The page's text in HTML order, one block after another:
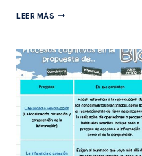
LEER MÁS HERRAMIENTAS
COMPETENCIAL.
APRENDIZAJE
BASADO
EN
RETOS.